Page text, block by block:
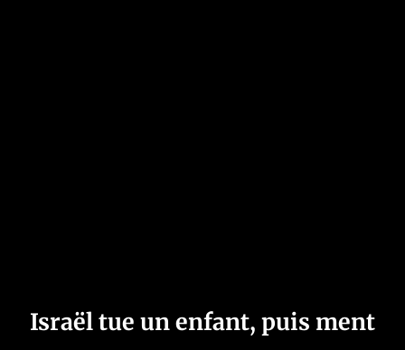
Israël tue un enfant, puis ment